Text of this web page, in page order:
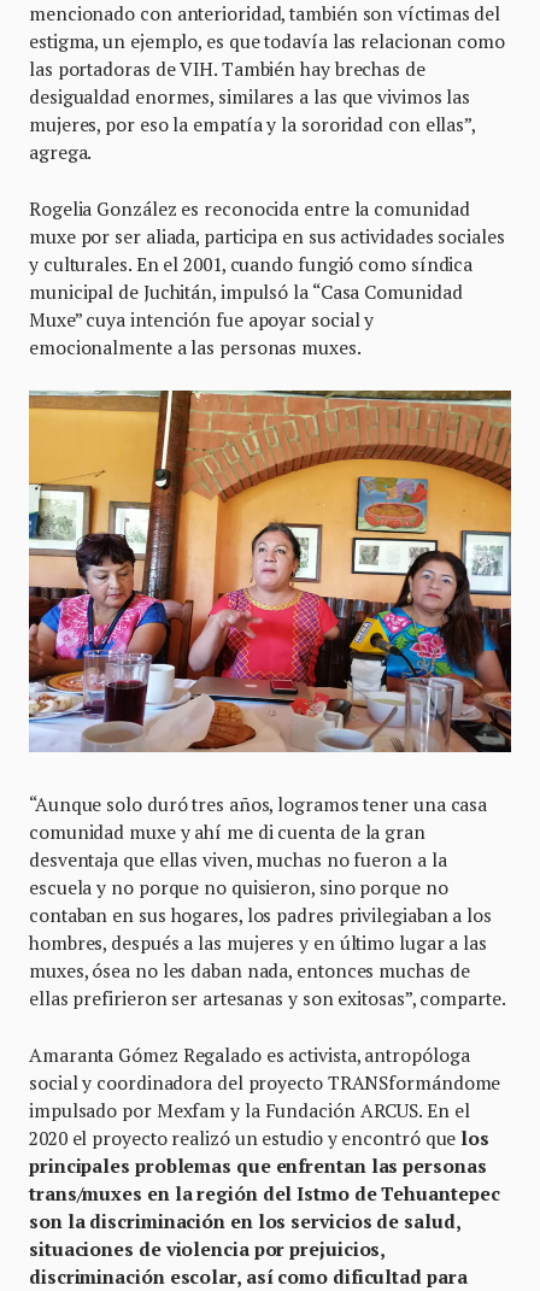
mencionado con anterioridad, también son víctimas del
estigma, un ejemplo, es que todavía las relacionan como
las portadoras de VIH. También hay brechas de
desigualdad enormes, similares a las que vivimos las
mujeres, por eso la empatía y la sororidad con ellas”,
agrega.
Rogelia González es reconocida entre la comunidad
muxe por ser aliada, participa en sus actividades sociales
y culturales. En el 2001, cuando fungió como síndica
municipal de Juchitán, impulsó la “Casa Comunidad
Muxe” cuya intención fue apoyar social y
emocionalmente a las personas muxes.
“Aunque solo duró tres años, logramos tener una casa
comunidad muxe y ahí me di cuenta de la gran
desventaja que ellas viven, muchas no fueron a la
escuela y no porque no quisieron, sino porque no
contaban en sus hogares, los padres privilegiaban a los
hombres, después a las mujeres y en último lugar a las
muxes, ósea no les daban nada, entonces muchas de
ellas prefirieron ser artesanas y son exitosas”, comparte.
Amaranta Gómez Regalado es activista, antropóloga
social y coordinadora del proyecto TRANSformándome
impulsado por Mexfam y la Fundación ARCUS. En el
2020 el proyecto realizó un estudio y encontró que los
principales problemas que enfrentan las personas
trans/muxes en la región del Istmo de Tehuantepec
son la discriminación en los servicios de salud,
situaciones de violencia por prejuicios,
discriminación escolar, así como dificultad para